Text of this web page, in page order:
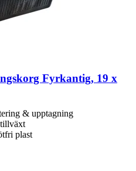
Fyrkantig, 19 x
& upptagning
plast